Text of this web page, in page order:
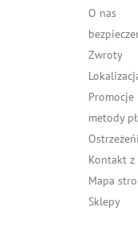
O nas
Zwroty
metody
Kontakt z
Mapa
Sklepy